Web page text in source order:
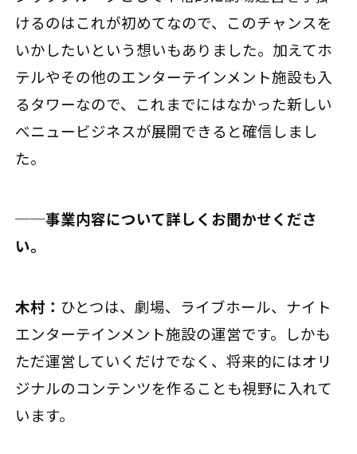
けるのはこれが初めてなので、このチャンスを
いかしたいという想いもありました。加えてホ
テルやその他のエンターテインメント施設も入
るタワーなので、これまでにはなかった新しい
べニュービジネスが展開できると確信しまし
た。
──事業内容について詳しくお聞かせくださ
い。
木村： ひとつは、劇場、ライブホール、ナイト
エンターテインメント施設の運営です。しかも
ただ運営していくだけでなく、将来的にはオリ
ジナルのコンテンツを作ることも視野に入れて
います。